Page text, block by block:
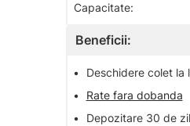
Capacitate:
Beneficii:
•
Deschidere colet la
•
Rate fara dobanda
•
Depozitare 30 de